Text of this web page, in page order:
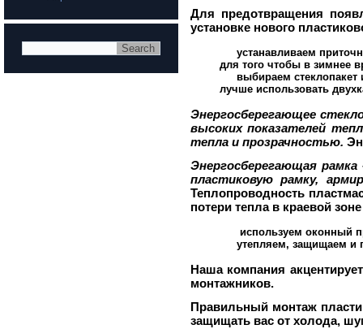
Для предотвращения
установке нового
устанавливаем
для того чтобы в зимнее
выбираем стеклопакет
лучше использовать
Энергосберегающее
высоких показателей
тепла и прозрачностью.
Энергосберегающая рамка
пластиковую рамку,
Теплопроводность
потери тепла в краевой
используем оконный
утепляем, защищаем и
Наша компания
монтажников.
Правильный монтаж
защищать вас от холода,